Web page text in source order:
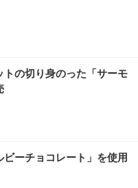
の切り身のった「サーモ
ーチョコレート」を使用